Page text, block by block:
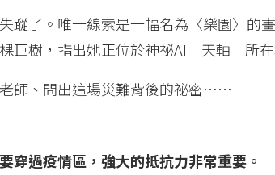
蹤了。唯一線索是一幅名為〈樂園〉的
巨樹，指出她正位於神祕AI「天軸」所在
師、問出這場災難背後的祕密……
穿過疫情區，強大的抵抗力非常重要。